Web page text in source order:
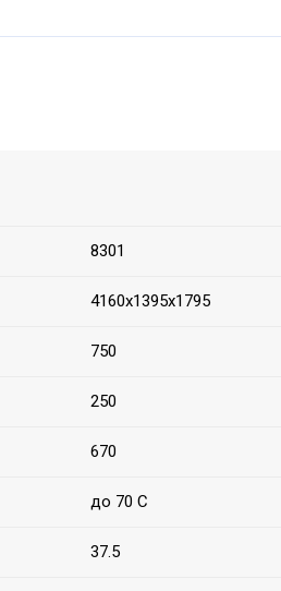
8301
4160х1395х1795
750
250
670
до 70 С
37.5